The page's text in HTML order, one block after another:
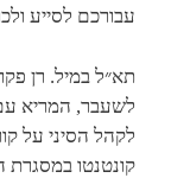
עבורכם לסייע
תא״ל במיל. רן
לשעבר, המריא
לקהל הסיני על
קונטנטו במסגרת